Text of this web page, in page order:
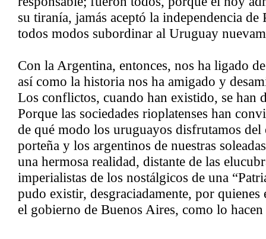
su tiranía, jamás aceptó la independencia de
todos modos subordinar al Uruguay
Con la Argentina, entonces, nos ha ligado
así como la historia nos ha amigado y
Los conflictos, cuando han existido, se han
Porque las sociedades rioplatenses han
de qué modo los uruguayos disfrutamos del
porteña y los argentinos de nuestras
una hermosa realidad, distante de las
imperialistas de los nostálgicos de una
pudo existir, desgraciadamente, por quienes
el gobierno de Buenos Aires, como lo